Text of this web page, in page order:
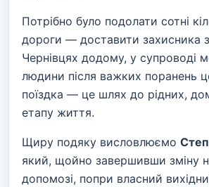
Потрібно було подолати сотні
дороги — доставити захисника з
Чернівцях додому, у супроводі
людини після важких поранень
поїздка — це шлях до рідних,
етапу життя.
Щиру подяку висловлюємо
який, щойно завершивши зміну
допомозі, попри власний